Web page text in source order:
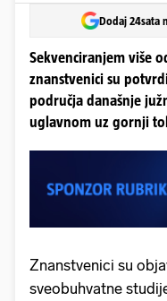
Dodaj 24sata
Sekvenciranjem više
znanstvenici su
područja današnje
uglavnom uz gornji
Znanstvenici su
sveobuhvatne